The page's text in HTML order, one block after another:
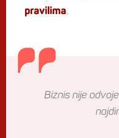
pravilima.
Biznis nije